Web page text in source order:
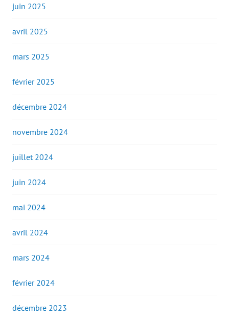
juin 2025
avril 2025
mars 2025
février 2025
décembre 2024
novembre 2024
juillet 2024
juin 2024
mai 2024
avril 2024
mars 2024
février 2024
décembre 2023